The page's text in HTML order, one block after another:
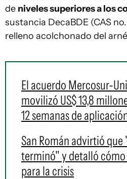
de niveles superiores a los
sustancia DecaBDE (CAS no.
relleno acolchonado del
El acuerdo Mercosur-
movilizó US$ 13,8
12 semanas de
San Román advirtió
terminó" y detalló cómo
para la crisis